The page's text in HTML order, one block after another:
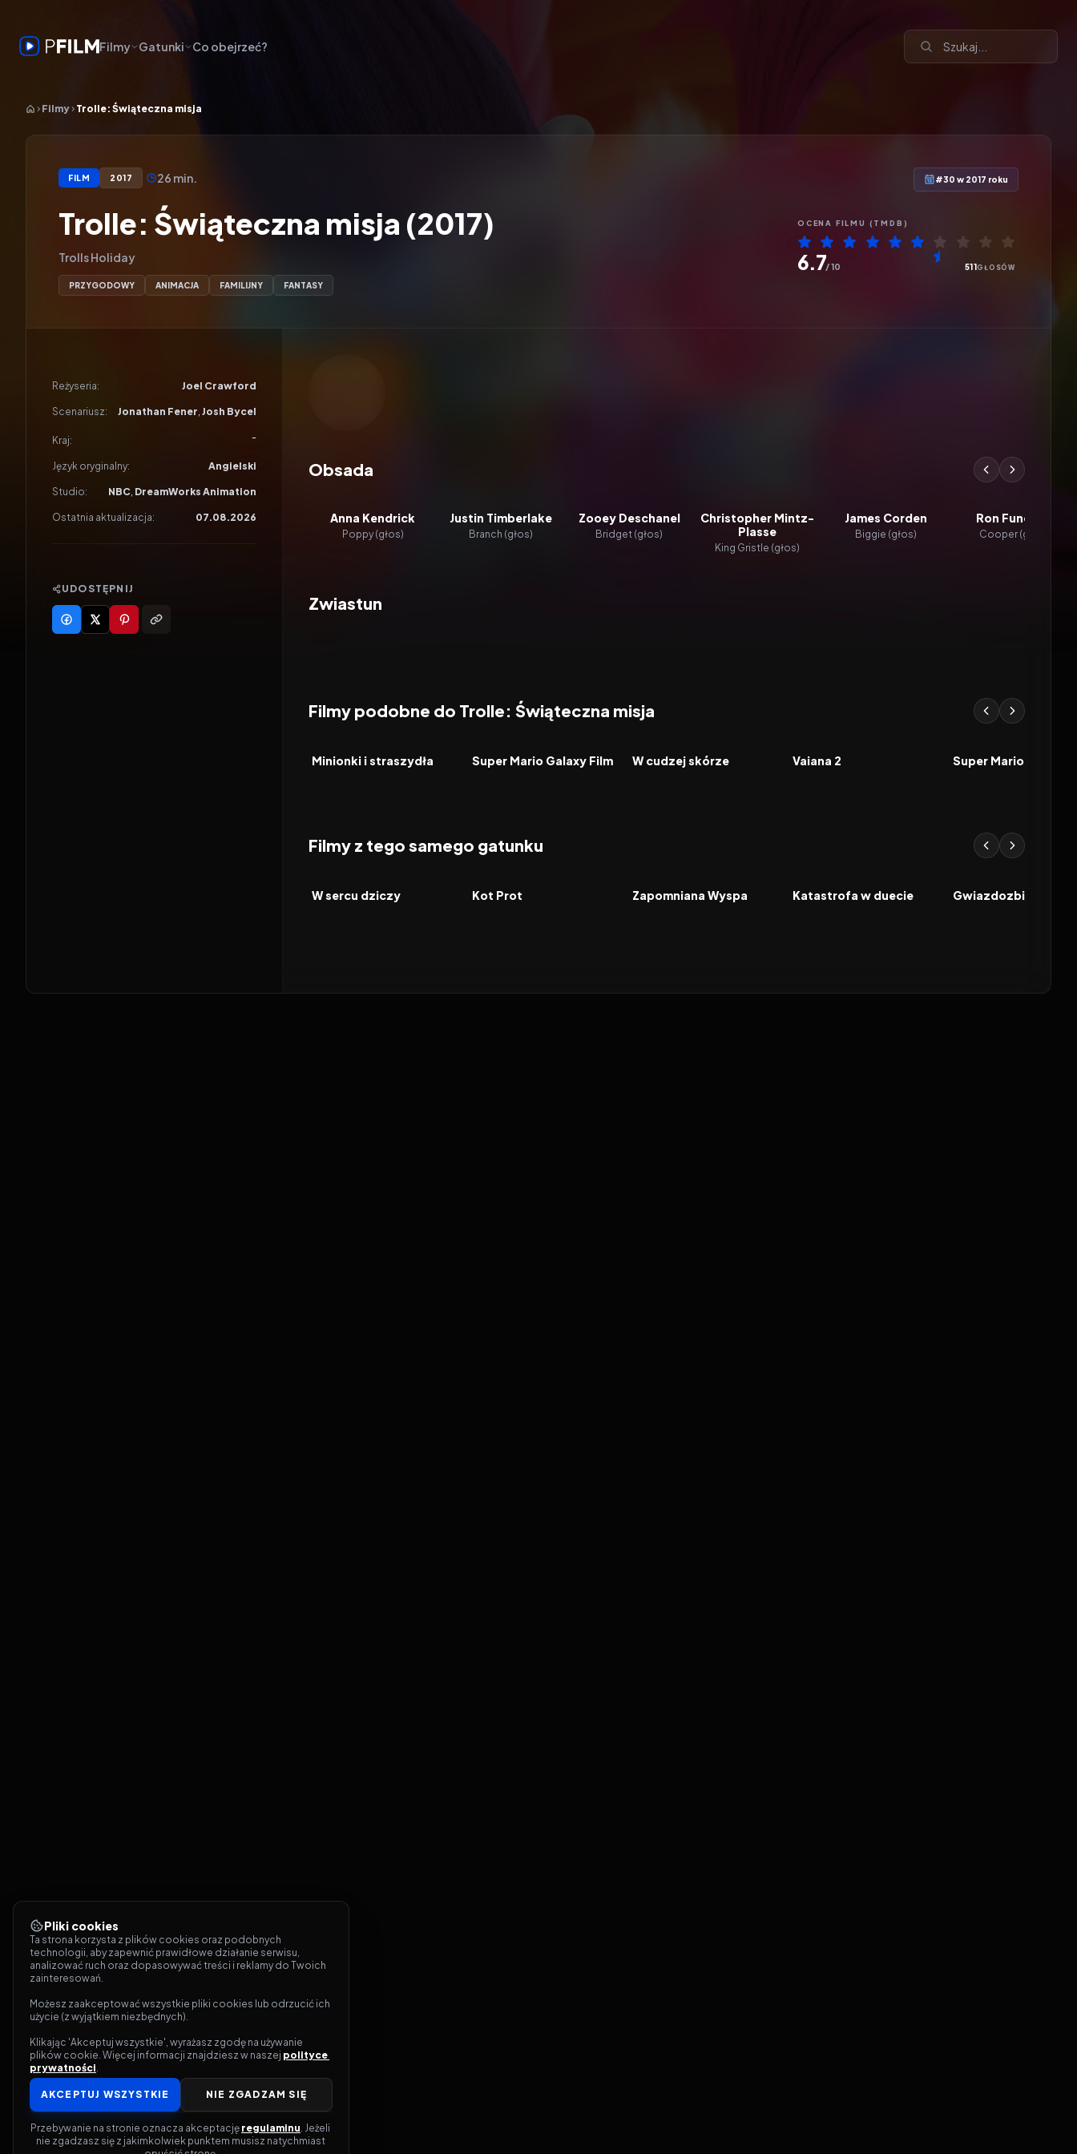
Filmy Gatunki Co obejrzeć?
Filmy Trolle: Świąteczna misja
FILM 2017 26 min. #30 w 2017 roku
Trolle: Świąteczna misja (2017)
Trolls Holiday
PRZYGODOWY ANIMACJA FAMILIJNY FANTASY
OCENA FILMU (TMDB)
6.7/ 10 511GŁOSÓW
Reżyseria: Joel Crawford
Scenariusz: Jonathan Fener, Josh Bycel
Kraj: -
Język oryginalny: Angielski
Studio: NBC, DreamWorks Animation
Ostatnia aktualizacja: 07.08.2026
UDOSTĘPNIJ
Obsada
Anna Kendrick
Poppy (głos)
Justin Timberlake
Branch (głos)
Zooey Deschanel
Bridget (głos)
Christopher Mintz-
Plasse
King Gristle (głos)
James Corden
Biggie (głos)
Ron Funches
Cooper (głos)
Zwiastun
Filmy podobne do Trolle: Świąteczna misja
FILM
Minionki i straszydła FILM
Super Mario Galaxy Film FILM
W cudzej skórze FILM
Vaiana 2 FILM
2023
Super Mario Bros.
Filmy z tego samego gatunku
FILM
W sercu dziczy FILM
Kot Prot FILM
Zapomniana Wyspa FILM
Katastrofa w duecie FILM
2026
Gwiazdozbiór Psa
Pliki cookies
Ta strona korzysta z plików cookies oraz podobnych
technologii, aby zapewnić prawidłowe działanie serwisu,
analizować ruch oraz dopasowywać treści i reklamy do Twoich
zainteresowań.
Możesz zaakceptować wszystkie pliki cookies lub odrzucić ich
użycie (z wyjątkiem niezbędnych).
Klikając 'Akceptuj wszystkie', wyrażasz zgodę na używanie
plików cookie. Więcej informacji znajdziesz w naszej polityce
prywatności.
AKCEPTUJ WSZYSTKIE NIE ZGADZAM SIĘ
Przebywanie na stronie oznacza akceptację regulaminu. Jeżeli
nie zgadzasz się z jakimkolwiek punktem musisz natychmiast